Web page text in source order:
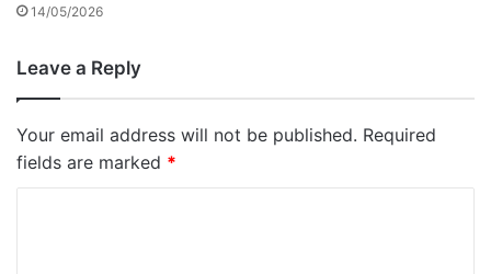
14/05/2026
Leave a Reply
Your email address will not be published. Required
fields are marked *